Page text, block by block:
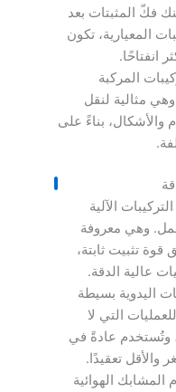
فكّ المثبتات بعد
المعيارية، تكون
انفتاحًا.
المركبة
مثالية لنقل
والأشكال، بناءً على
الآلية
وهي معروفة
قوة تثبيت ثابتة،
عالية الدقة.
اليدوية بسيطة
التي لا
وتُستخدم عادةً في
والأقل تعقيدًا.
المشابك الهوائية